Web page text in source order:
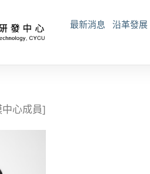
最新消息 沿革發展
心成員]